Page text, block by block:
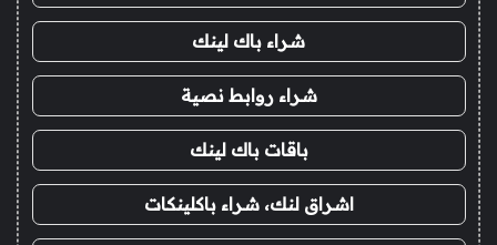
شراء باك لينك
شراء روابط نصية
باقات باك لينك
اشراق لنك، شراء باكلينكات